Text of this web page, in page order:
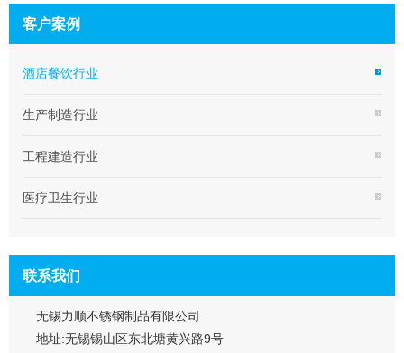
客户案例
酒店餐饮行业
生产制造行业
工程建造行业
医疗卫生行业
联系我们
无锡力顺不锈钢制品有限公司
地址:无锡锡山区东北塘黄兴路9号